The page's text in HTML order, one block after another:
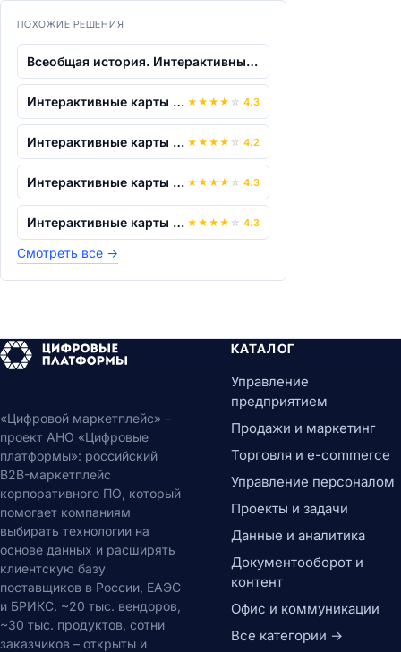
ПОХОЖИЕ РЕШЕНИЯ
Всеобщая история. Интерактивные карты....
Интерактивные карты по истории. "Всеоб... ★ ★ ★ ★ ☆ 4.3
Интерактивные карты по истории. "Всеоб... ★ ★ ★ ★ ☆ 4.2
Интерактивные карты по истории. "Всеоб... ★ ★ ★ ★ ☆ 4.3
Интерактивные карты по истории. "Всеоб... ★ ★ ★ ★ ☆ 4.3
Смотреть все →
«Цифровой маркетплейс» –
проект АНО «Цифровые
платформы»: российский
B2B-маркетплейс
корпоративного ПО, который
помогает компаниям
выбирать технологии на
основе данных и расширять
клиентскую базу
поставщиков в России, ЕАЭС
и БРИКС. ~20 тыс. вендоров,
~30 тыс. продуктов, сотни
заказчиков – открыты и
КАТАЛОГ
Управление
предприятием
Продажи и маркетинг
Торговля и e-commerce
Управление персоналом
Проекты и задачи
Данные и аналитика
Документооборот и
контент
Офис и коммуникации
Все категории →